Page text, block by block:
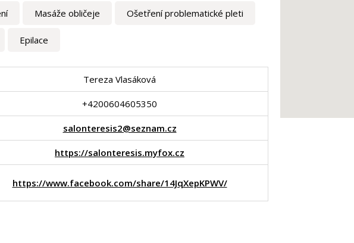
Masáže obličeje Ošetření problematické pleti
Epilace
Tereza Vlasáková
+4200604605350
salonteresis2@seznam.cz
https://salonteresis.myfox.cz
https://www.facebook.com/share/14JqXepKPWV/